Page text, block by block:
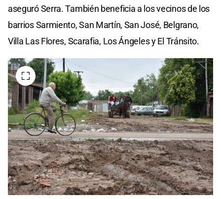
aseguró Serra. También beneficia a los vecinos de los
barrios Sarmiento, San Martín, San José, Belgrano,
Villa Las Flores, Scarafia, Los Ángeles y El Tránsito.